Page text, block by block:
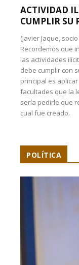
ACTIVIDAD
CUMPLIR SU
(Javier Jaque,
Recordemos que
las actividades
debe cumplir con
principal es
facultades que la
sería pedirle que
cual fue creado.
POLÍTICA